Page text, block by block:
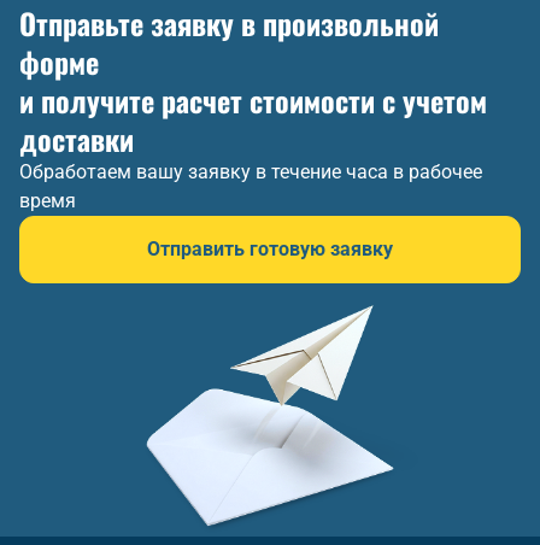
Отправьте заявку в произвольной
форме
и получите расчет стоимости с учетом
доставки
Обработаем вашу заявку в течение часа в рабочее
время
Отправить готовую заявку